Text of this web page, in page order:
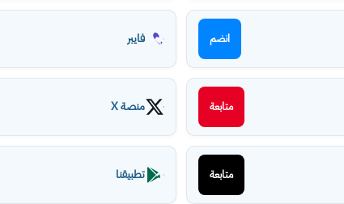
انضم فايبر
متابعة منصة X
متابعة تطبيقنا